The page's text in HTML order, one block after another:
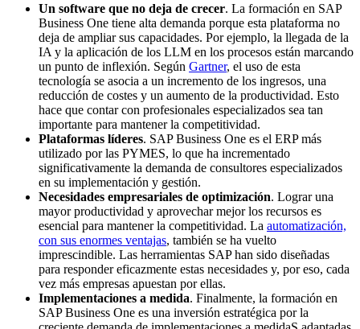
Un software que no deja de crecer. La formación en SAP
Business One tiene alta demanda porque esta plataforma no
deja de ampliar sus capacidades. Por ejemplo, la llegada de la
IA y la aplicación de los LLM en los procesos están marcando
un punto de inflexión. Según Gartner, el uso de esta
tecnología se asocia a un incremento de los ingresos, una
reducción de costes y un aumento de la productividad. Esto
hace que contar con profesionales especializados sea tan
importante para mantener la competitividad.
Plataformas líderes. SAP Business One es el ERP más
utilizado por las PYMES, lo que ha incrementado
significativamente la demanda de consultores especializados
en su implementación y gestión.
Necesidades empresariales de optimización. Lograr una
mayor productividad y aprovechar mejor los recursos es
esencial para mantener la competitividad. La automatización,
con sus enormes ventajas, también se ha vuelto
imprescindible. Las herramientas SAP han sido diseñadas
para responder eficazmente estas necesidades y, por eso, cada
vez más empresas apuestan por ellas.
Implementaciones a medida. Finalmente, la formación en
SAP Business One es una inversión estratégica por la